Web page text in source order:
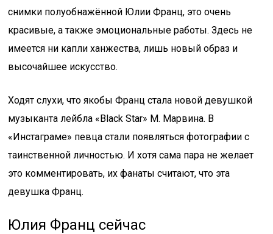
снимки полуобнажённой Юлии Франц, это очень
красивые, а также эмоциональные работы. Здесь не
имеется ни капли ханжества, лишь новый образ и
высочайшее искусство.
Ходят слухи, что якобы Франц стала новой девушкой
музыканта лейбла «Black Star» М. Марвина. В
«Инстаграме» певца стали появляться фотографии с
таинственной личностью. И хотя сама пара не желает
это комментировать, их фанаты считают, что эта
девушка Франц.
Юлия Франц сейчас